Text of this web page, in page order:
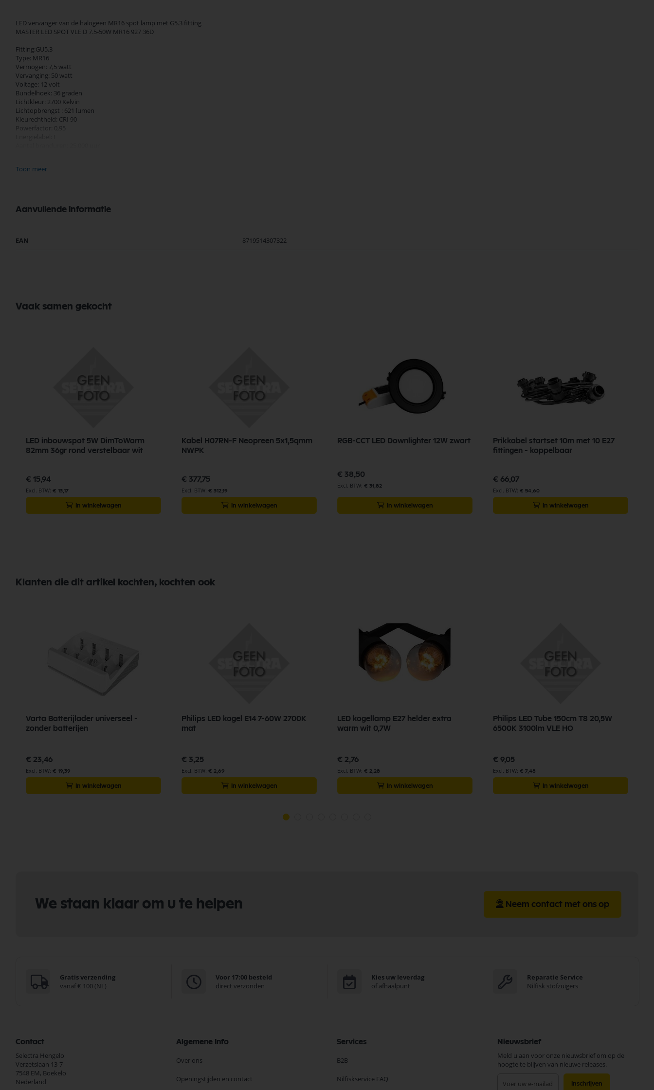
LED vervanger van de halogeen MR16 spot lamp met G5.3 fitting
MASTER LED SPOT VLE D 7.5-50W MR16 927 36D
Fitting:GU5,3
Type: MR16
Vermogen: 7,5 watt
Vervanging: 50 watt
Voltage: 12 volt
Bundelhoek: 36 graden
Lichtkleur: 2700 Kelvin
Lichtopbrengst : 621 lumen
Kleurechtheid: CRI 90
Powerfactor: 0,95
Dimbaar: Ja
Toon meer
Aanvullende informatie
Meer
EAN 8719514307322
Vaak samen gekocht
LED inbouwspot 5W DimToWarm
82mm 36gr rond verstelbaar wit
€ 15,94
€ 13,17
In winkelwagen
Kabel H07RN-F Neopreen 5x1,5qmm
NWPK
€ 377,75
€ 312,19
In winkelwagen
RGB-CCT LED Downlighter 12W zwart
€ 38,50
€ 31,82
In winkelwagen
Prikkabel startset 10m met 10 E27
fittingen - koppelbaar
€ 66,07
€ 54,60
In winkelwagen
Klanten die dit artikel kochten, kochten ook
Varta Batterijlader universeel -
zonder batterijen
€ 23,46
€ 19,39
In winkelwagen
Philips LED kogel E14 7-60W 2700K
mat
€ 3,25
€ 2,69
In winkelwagen
LED kogellamp E27 helder extra
warm wit 0,7W
€ 2,76
€ 2,28
In winkelwagen
Philips LED Tube 150cm T8 20,5W
6500K 3100lm VLE HO
€ 9,05
€ 7,48
In winkelwagen
We staan klaar om u te helpen Neem contact met ons op
Gratis verzending
vanaf € 100 (NL)
Voor 17:00 besteld
direct verzonden
Kies uw leverdag
of afhaalpunt
Reparatie Service
Nilfisk stofzuigers
Contact
Selectra Hengelo
Verzetslaan 13-7
7548 EM, Boekelo
Nederland
Algemene Info
Over ons
Openingstijden en contact
Services
B2B
Nilfiskservice FAQ
Nieuwsbrief
Meld u aan voor onze nieuwsbrief om op de
hoogte te blijven van nieuwe releases.
Inschrijven